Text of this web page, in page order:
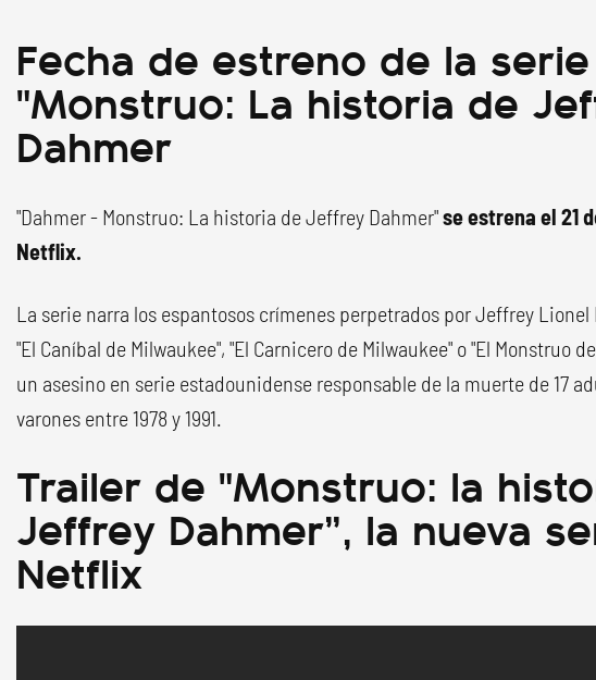
Fecha de estreno de la serie
"Monstruo: La historia de
Dahmer
"Dahmer - Monstruo: La historia de Jeffrey Dahmer"se estrena el 21
Netflix.
La serie narra los espantosos crímenes perpetrados por Jeffrey Lionel
"El Caníbal de Milwaukee", "El Carnicero de Milwaukee" o "El Monstruo
un asesino en serie estadounidense responsable de la muerte de 17
varones entre 1978 y 1991.
Trailer de "Monstruo: la
Jeffrey Dahmer”, la nueva
Netflix